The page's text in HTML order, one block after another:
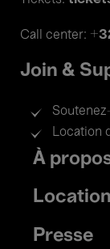
Call center:
Join &
Location
Footer
menu
À
Presse